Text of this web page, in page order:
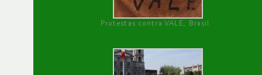
Protestas contra VALE, Brasil